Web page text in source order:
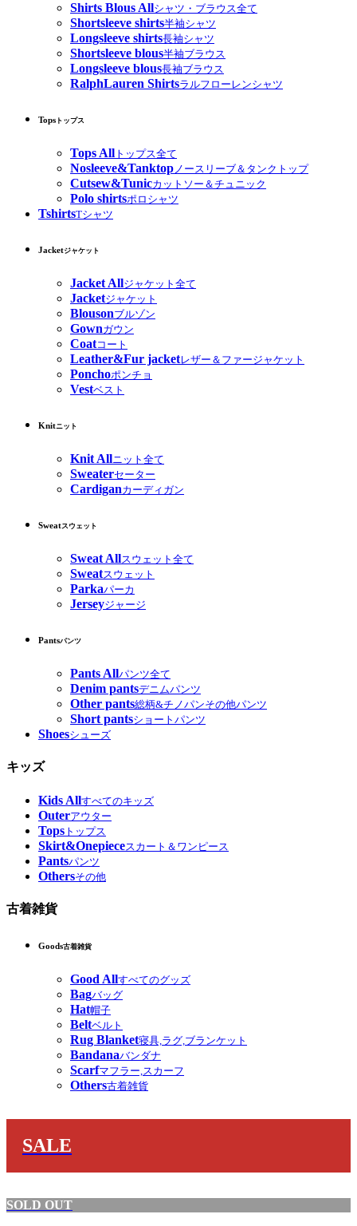
Shirts Blous Allシャツ・ブラウス全て
Shortsleeve shirts半袖シャツ
Longsleeve shirts長袖シャツ
Shortsleeve blous半袖ブラウス
Longsleeve blous長袖ブラウス
RalphLauren Shirtsラルフローレンシャツ
Tops トップス
Tops All トップス全て
Nosleeve&Tanktopノースリーブ＆タンクトップ
Cutsew&Tunicカットソー＆チュニック
Polo shirtsポロシャツ
TshirtsTシャツ
Jacketジャケット
Jacket Allジャケット全て
Jacketジャケット
Blousonブルゾン
Gownガウン
Coatコート
Leather&Fur jacketレザー＆ファージャケット
Ponchoポンチョ
Vestベスト
Knitニット
Knit Allニット全て
Sweaterセーター
Cardiganカーディガン
Sweatスウェット
Sweat Allスウェット全て
Sweatスウェット
Parkaパーカ
Jerseyジャージ
Pantsパンツ
Pants Allパンツ全て
Denim pantsデニムパンツ
Other pants総柄&チノパンその他パンツ
Short pantsショートパンツ
Shoesシューズ
キッズ
Kids Allすべてのキッズ
Outerアウター
Tops トップス
Skirt&Onepieceスカート＆ワンピース
Pantsパンツ
Othersその他
古着雑貨
Goods古着雑貨
Good Allすべてのグッズ
Bagバッグ
Hat帽子
Beltベルト
Rug Blanket寝具,ラグ,ブランケット
Bandanaバンダナ
Scarfマフラー,スカーフ
Others古着雑貨
SALE
SOLD OUT